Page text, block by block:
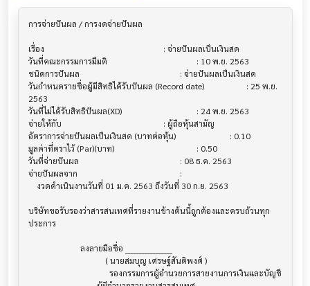
การจ่ายปันผล / การงดจ่ายปันผล
เรื่อง                                  			 : จ่ายปันผลเป็นเงินสด
วันที่คณะกรรมการมีมติ                     			 : 10 พ.ย. 2563
ชนิดการปันผล                           			 : จ่ายปันผลเป็นเงินสด
วันกำหนดรายชื่อผู้มีสิทธิได้รับปันผล (Record date)			 : 25 พ.ย.
2563
วันที่ไม่ได้รับสิทธิปันผล(XD)               			 : 24 พ.ย. 2563
จ่ายให้กับ                              			 : ผู้ถือหุ้นสามัญ
อัตราการจ่ายปันผลเป็นเงินสด (บาทต่อหุ้น)   			 : 0.10
มูลค่าที่ตราไว้ (Par)(บาท)                 			 : 0.50
วันที่จ่ายปันผล                          			 : 08 ธ.ค. 2563
จ่ายปันผลจาก                           			 :
บริษัทขอรับรองว่าสารสนเทศที่รายงานข้างต้นนี้ถูกต้องและครบถ้วนทุก
ประการ